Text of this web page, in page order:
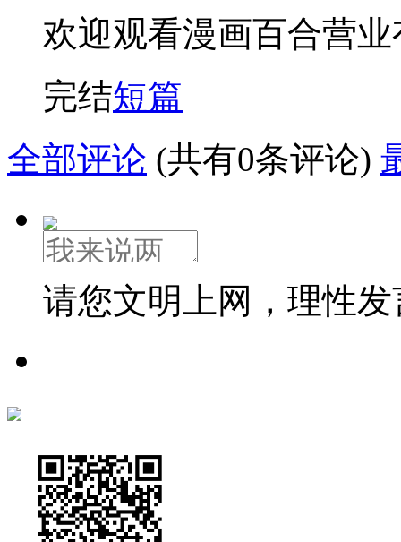
欢迎观看漫画百合营
完结短篇
全部评论 (共有0条评论)
请您文明上网，理性